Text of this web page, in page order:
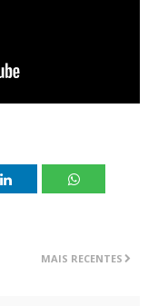
MAIS RECENTES